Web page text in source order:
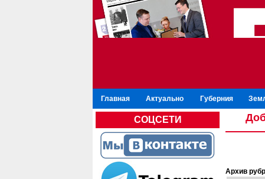
Главная Актуально Губерния
СОЦСЕТИ
Архив